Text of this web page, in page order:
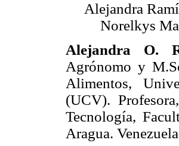
Alejandra
Norelkys
Alejandra O.
Agrónomo y
Alimentos,
(UCV).
Tecnología,
Aragua.